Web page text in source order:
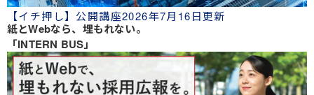
【イチ押し】公開講座2026年7月16日更新
紙とWebなら、埋もれない。
「INTERN BUS」